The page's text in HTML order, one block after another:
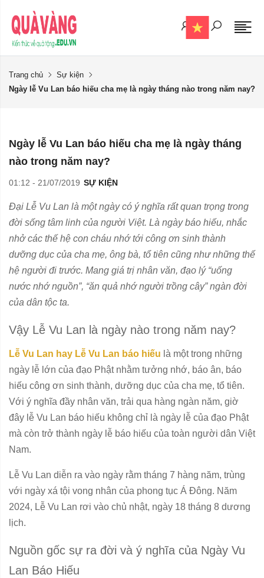
Trang chủ
Sự kiện
Ngày lễ Vu Lan báo hiếu cha mẹ là ngày tháng nào trong năm nay?
Ngày lễ Vu Lan báo hiếu cha mẹ là ngày tháng
nào trong năm nay?
01:12 - 21/07/2019 SỰ KIỆN
Đại Lễ Vu Lan là một ngày có ý nghĩa rất quan trọng trong
đời sống tâm linh của người Việt. Là ngày báo hiếu, nhắc
nhở các thế hệ con cháu nhớ tới công ơn sinh thành
dưỡng dục của cha mẹ, ông bà, tổ tiên cũng như những thế
hệ người đi trước. Mang giá trị nhân văn, đạo lý “uống
nước nhớ nguồn”, “ăn quả nhớ người trồng cây” ngàn đời
của dân tộc ta.
Vậy Lễ Vu Lan là ngày nào trong năm nay?
Lễ Vu Lan hay Lễ Vu Lan báo hiếu là một trong những
ngày lễ lớn của đạo Phật nhằm tưởng nhớ, báo ân, báo
hiếu công ơn sinh thành, dưỡng dục của cha mẹ, tổ tiên.
Với ý nghĩa đầy nhân văn, trải qua hàng ngàn năm, giờ
đây lễ Vu Lan báo hiếu không chỉ là ngày lễ của đạo Phật
mà còn trở thành ngày lễ báo hiếu của toàn người dân Việt
Nam.
Lễ Vu Lan diễn ra vào ngày rằm tháng 7 hàng năm, trùng
với ngày xá tội vong nhân của phong tục Á Đông. Năm
2024, Lễ Vu Lan rơi vào chủ nhật, ngày 18 tháng 8 dương
lịch.
Nguồn gốc sự ra đời và ý nghĩa của Ngày Vu
Lan Báo Hiếu